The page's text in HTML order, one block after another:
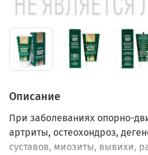
Описание
При заболеваниях опорно-
артриты, остеохондроз,
суставов, миозиты, вывихи,